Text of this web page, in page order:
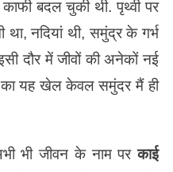
बदल चुकी थी. पृथ्वी पर
था, नदियां थी, समुंद्र के गर्भ
दौर में जीवों की अनेकों नई
का यह खेल केवल समुंदर मैं ही
भी जीवन के नाम परकाई